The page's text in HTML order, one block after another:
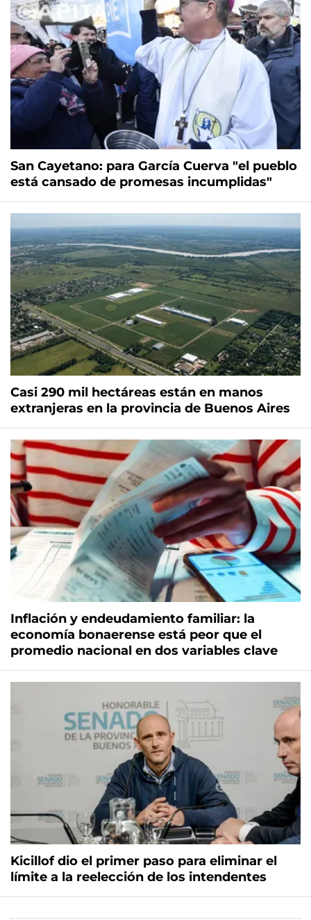
San Cayetano: para García Cuerva "el pueblo
está cansado de promesas incumplidas"
Casi 290 mil hectáreas están en manos
extranjeras en la provincia de Buenos Aires
Inflación y endeudamiento familiar: la
economía bonaerense está peor que el
promedio nacional en dos variables clave
Kicillof dio el primer paso para eliminar el
límite a la reelección de los intendentes